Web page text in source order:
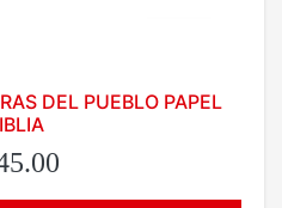
DEL PUEBLO PAPEL